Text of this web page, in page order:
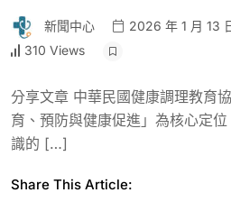
新聞中心 2026 年 1 月 13
310 Views
分享文章 中華民國健康調理教育
育、預防與健康促進」為核心定
識的 […]
Share This Article: